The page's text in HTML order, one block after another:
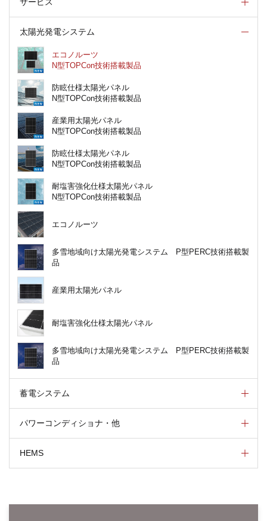
サービス
太陽光発電システム
エコノルーツ
N型TOPCon技術搭載製品
防眩仕様太陽光パネル
N型TOPCon技術搭載製品
産業用太陽光パネル
N型TOPCon技術搭載製品
防眩仕様太陽光パネル
N型TOPCon技術搭載製品
耐塩害強化仕様太陽光パネル
N型TOPCon技術搭載製品
エコノルーツ
多雪地域向け太陽光発電システム P型PERC技術搭載製
品
産業用太陽光パネル
耐塩害強化仕様太陽光パネル
多雪地域向け太陽光発電システム P型PERC技術搭載製
品
蓄電システム
パワーコンディショナ・他
HEMS